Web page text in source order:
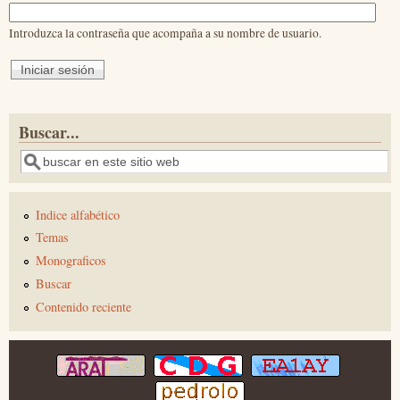
Introduzca la contraseña que acompaña a su nombre de usuario.
Buscar...
Buscar
Indice alfabético
Temas
Monograficos
Buscar
Contenido reciente